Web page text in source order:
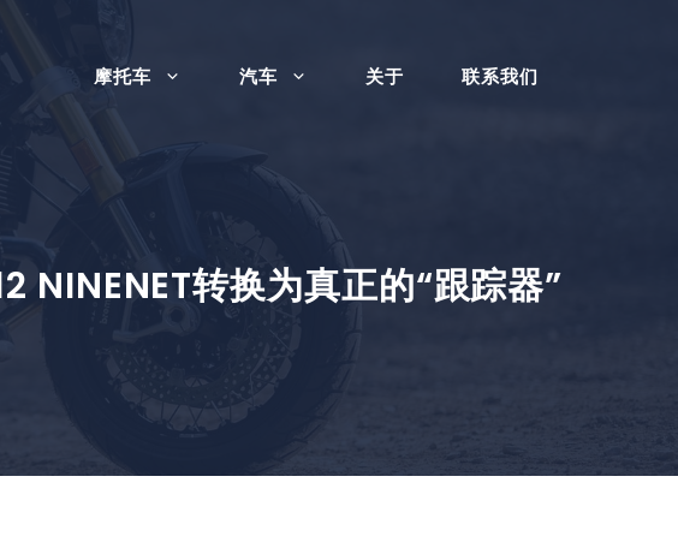
摩托车 汽车 关于 联系我们
NINENET转换为真正的“跟踪器”